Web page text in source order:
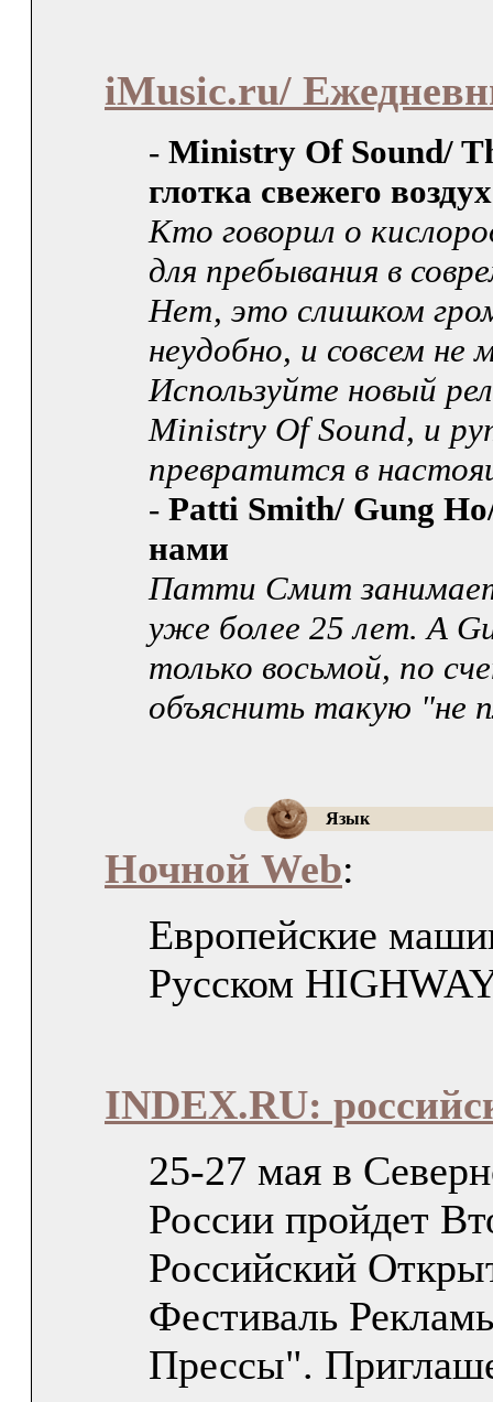
iMusic.ru/
- Ministry Of Sound/
глотка свежего
Кто говорил о
для пребывания в
Нет, это слишком
неудобно, и совсем не
Используйте новый
Ministry Of Sound, и
превратится в
- Patti Smith/ Gung
нами
Патти Смит
уже более 25 лет. А
только восьмой, по
объяснить такую "не
Язык
Ночной Web:
Европейские
Русском
INDEX.RU:
25-27 мая в
России пройдет
Российский
Фестиваль
Прессы".